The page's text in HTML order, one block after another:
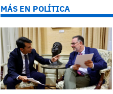
MÁS EN POLÍTICA